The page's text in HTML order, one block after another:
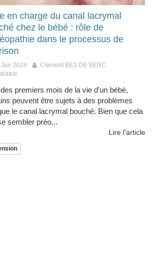
en charge du canal lacrymal
chez le bébé : rôle de
dans le processus de
2024
Clément BES DE BERC
premiers mois de la vie d'un bébé,
peuvent être sujets à des problèmes
le canal lacrymal bouché. Bien que cela
sembler préo...
Lire l'article